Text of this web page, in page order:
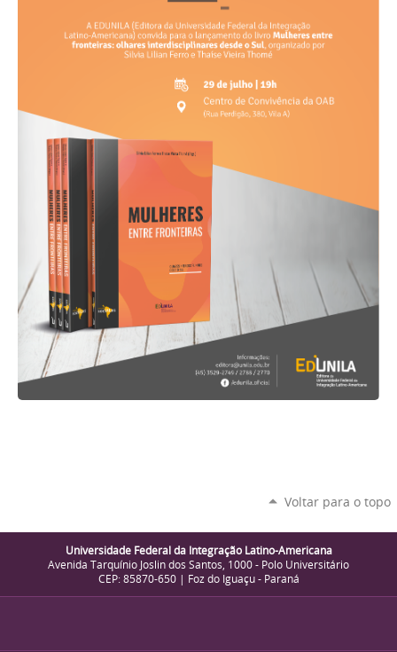
Voltar para o topo
Universidade Federal da Integração Latino-Americana
Avenida Tarquínio Joslin dos Santos, 1000 - Polo Universitário
CEP: 85870-650 | Foz do Iguaçu - Paraná